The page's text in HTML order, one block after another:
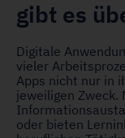
gibt es
Digitale
vieler
Apps nicht nur in
jeweiligen Zweck.
oder bieten